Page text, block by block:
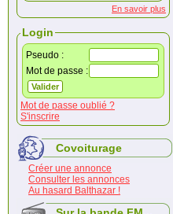
En savoir plus
Login
Pseudo :
Mot de passe :
Mot de passe oublié ?
S'inscrire
Covoiturage
Créer une annonce
Consulter les annonces
Au hasard Balthazar !